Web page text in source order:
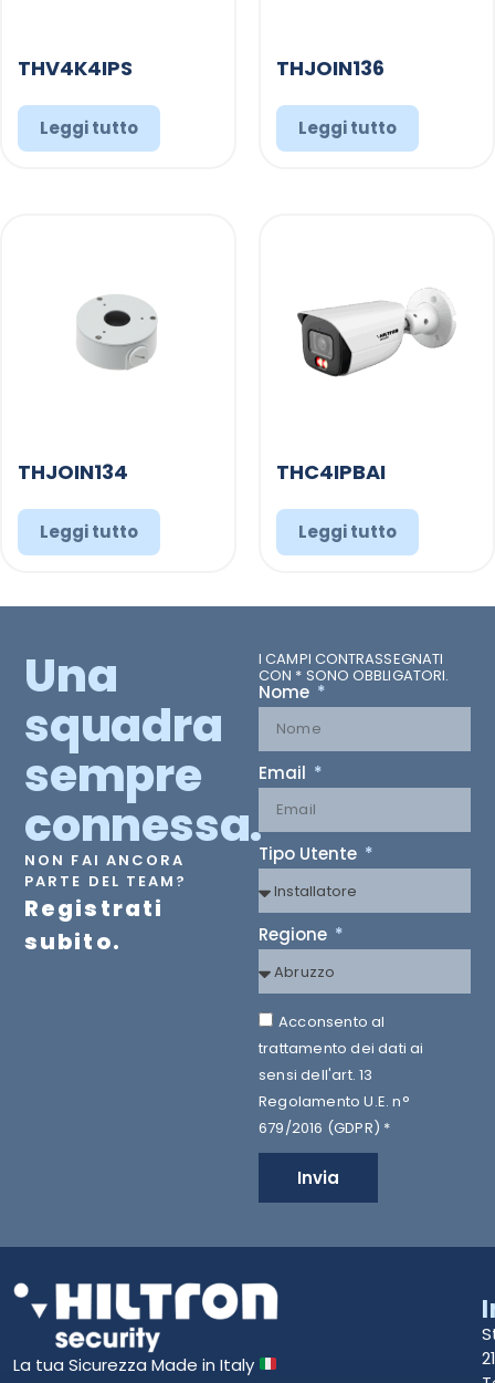
THV4K4IPS
Leggi tutto
THJOIN136
Leggi tutto
THJOIN134
Leggi tutto
THC4IPBAI
Leggi tutto
Una
squadra
sempre
connessa.
NON FAI ANCORA
PARTE DEL TEAM?
Registrati
subito.
I CAMPI CONTRASSEGNATI
CON * SONO OBBLIGATORI.
Nome
Email
Tipo Utente
Regione
Acconsento al
trattamento dei dati ai
sensi dell'art. 13
Regolamento U.E. n°
679/2016 (GDPR) *
Invia
La tua Sicurezza Made in Italy